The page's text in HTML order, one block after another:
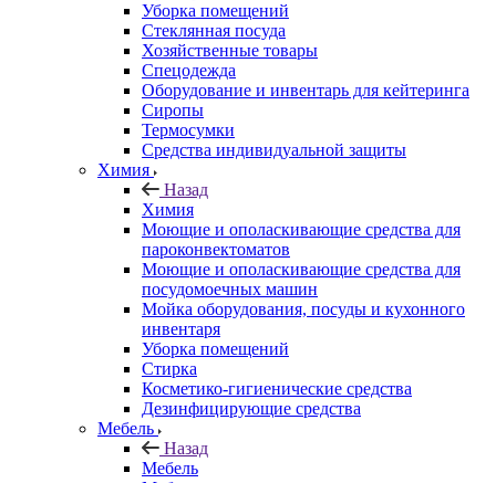
Уборка помещений
Стеклянная посуда
Хозяйственные товары
Спецодежда
Оборудование и инвентарь для кейтеринга
Сиропы
Термосумки
Средства индивидуальной защиты
Химия
Назад
Химия
Моющие и ополаскивающие средства для
пароконвектоматов
Моющие и ополаскивающие средства для
посудомоечных машин
Мойка оборудования, посуды и кухонного
инвентаря
Уборка помещений
Стирка
Косметико-гигиенические средства
Дезинфицирующие средства
Мебель
Назад
Мебель